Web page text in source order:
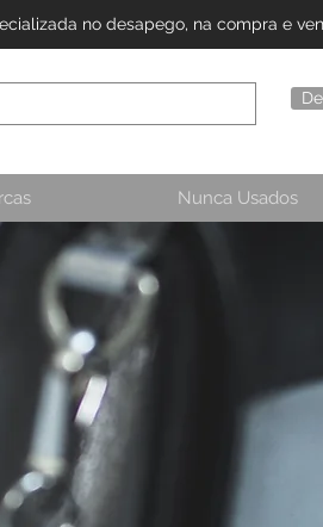
no desapego, na compra e
Nunca Usados